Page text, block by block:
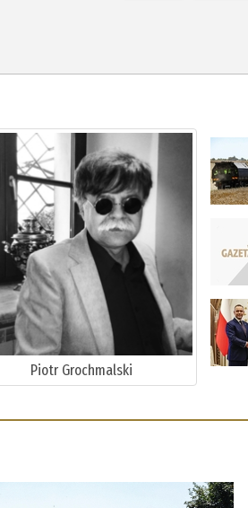
Piotr Grochmalski